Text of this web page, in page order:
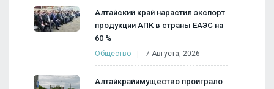
Алтайский край нарастил экспорт
продукции АПК в страны ЕАЭС на
60 %
Общество 7 Августа, 2026
Алтайкрайимущество проиграло